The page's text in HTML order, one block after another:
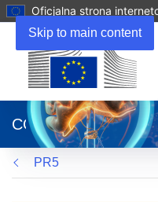
Skip to main content
Oficjalna strona
otworzy
się
w
nowym
oknie)
CORDIS
PR5